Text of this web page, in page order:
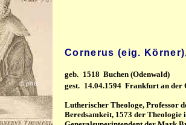
Cornerus (eig.
geb. 1518 Buchen (Odenwald)
gest. 14.04.1594 Frankfurt an der
Lutherischer Theologe, Professor
Beredsamkeit, 1573 der